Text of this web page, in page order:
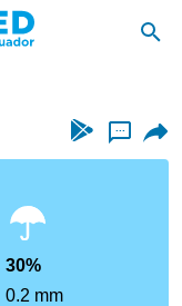
...
30%
0.2 mm